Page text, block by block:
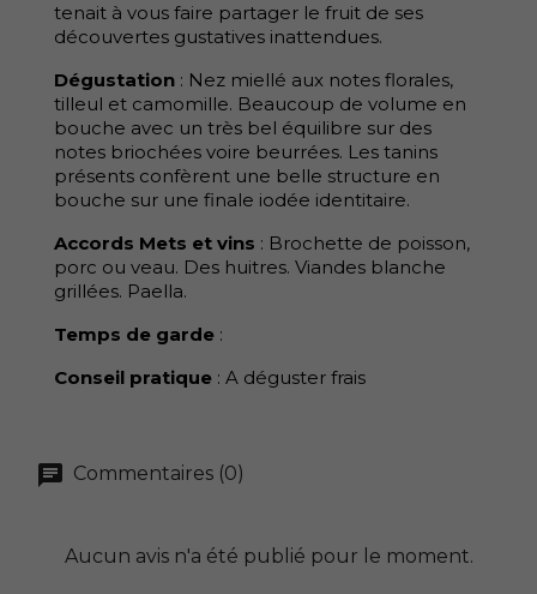
tenait à vous faire partager le fruit de ses
découvertes gustatives inattendues.
Dégustation : Nez miellé aux notes florales,
tilleul et camomille. Beaucoup de volume en
bouche avec un très bel équilibre sur des
notes briochées voire beurrées. Les tanins
présents confèrent une belle structure en
bouche sur une finale iodée identitaire.
Accords Mets et vins : Brochette de poisson,
porc ou veau. Des huitres. Viandes blanche
grillées. Paella.
Temps de garde :
Conseil pratique : A déguster frais
Commentaires (0)
Aucun avis n'a été publié pour le moment.